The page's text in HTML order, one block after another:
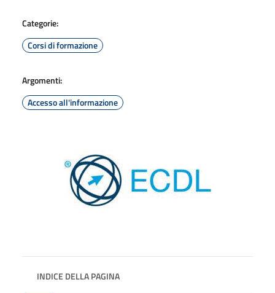
Categorie:
Corsi di formazione
Argomenti:
Accesso all'informazione
INDICE DELLA PAGINA